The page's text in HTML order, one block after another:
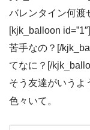
バレンタイン何渡
[kjk_balloon
苦手なの？[/
てなに？[/
そう友達がいうよ
色々いて。